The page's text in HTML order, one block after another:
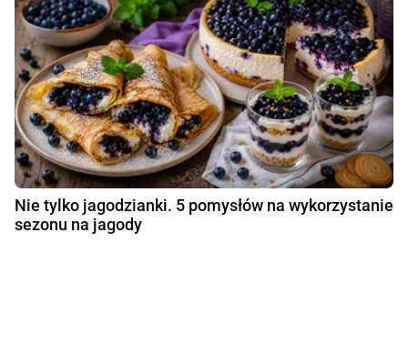
Nie tylko jagodzianki. 5 pomysłów na wykorzystanie
sezonu na jagody